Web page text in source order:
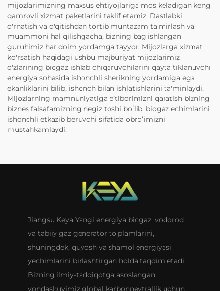
mijozlarimizning maxsus ehtiyojlariga mos keladigan keng
qamrovli xizmat paketlarini taklif etamiz. Dastlabki
o'rnatish va o'qitishdan tortib muntazam ta'mirlash va
muammoni hal qilishgacha, bizning bag'ishlangan
guruhimiz har doim yordamga tayyor. Mijozlarga xizmat
ko'rsatish haqidagi ushbu majburiyat mijozlarimiz
o'zlarining biogaz ishlab chiqaruvchilarini qayta tiklanuvchi
energiya sohasida ishonchli sherikning yordamiga ega
ekanliklarini bilib, ishonch bilan ishlatishlarini ta'minlaydi.
Mijozlarning mamnuniyatiga eʼtiborimizni qaratish bizning
biznes falsafamizning negiz toshi boʻlib, biogaz echimlarini
ishonchli etkazib beruvchi sifatida obroʻimizni
mustahkamlaydi.
Jiangsu Keya Yangi energiya biogaz, vodorod
va tabiiy gaz generator to'plamlarini,
shuningdek, quyosh va shamol energiyasi
yechimlarini birlashtirgan holda taqdim etadi.
Bizning ilmiy-tadqiqotga asoslangan
yondashuvimiz global karbonneytrallik uchun